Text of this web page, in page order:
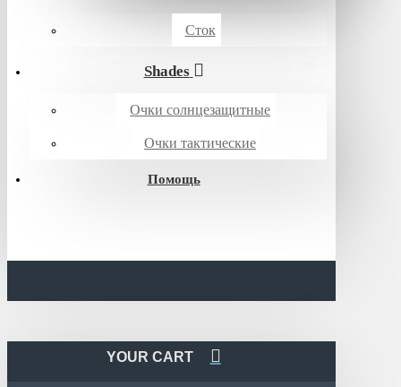
Сток
Shades
Очки солнцезащитные
Очки тактические
Помощь
YOUR CART